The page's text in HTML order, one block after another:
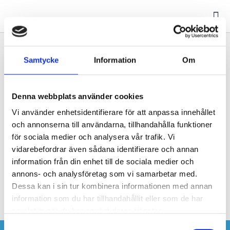
Samtycke Information Om
Denna webbplats använder cookies
Vi använder enhetsidentifierare för att anpassa innehållet
och annonserna till användarna, tillhandahålla funktioner
för sociala medier och analysera vår trafik. Vi
vidarebefordrar även sådana identifierare och annan
information från din enhet till de sociala medier och
annons- och analysföretag som vi samarbetar med.
Dessa kan i sin tur kombinera informationen med annan
information som du har tillhandahållit eller som de har
Stängt för konferens
Torsdagen den 26 juni stänger kontoret 15.00. För akuta
Ninni juni 23, 2025
FÖREGÅENDE
Föregående inlägg
NÄSTA
Kontoret stänger